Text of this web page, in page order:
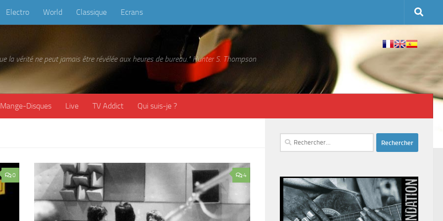
Electro World Classique Ecrans
la vérité ne peut jamais être révélée aux heures de bureau." Hunter S. Thompson
Mange-Disques Live TV Addict Qui suis-je ?
0 4
Rechercher :